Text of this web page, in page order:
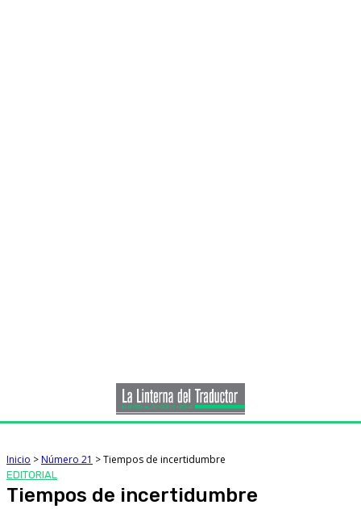
Inicio >Número 21 >Tiempos de incertidumbre
EDITORIAL
Tiempos de incertidumbre